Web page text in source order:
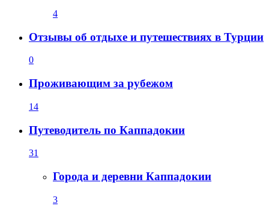
4
Отзывы об отдыхе и путешествиях в Турции
0
Проживающим за рубежом
14
Путеводитель по Каппадокии
31
Города и деревни Каппадокии
3